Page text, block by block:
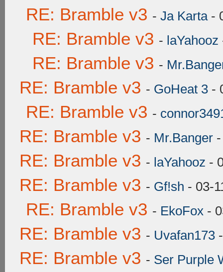
RE: Bramble v3 - Ja Karta-
RE: Bramble v3 - laYahooz
RE: Bramble v3 -
RE: Bramble v3 - GoHeat 3 -
RE: Bramble v3 -
RE: Bramble v3 - Mr.Banger
RE: Bramble v3 - laYahooz -
RE: Bramble v3 - Gf!sh - 03-
RE: Bramble v3 - EkoFox -
RE: Bramble v3 - Uvafan173
RE: Bramble v3 - Ser Purple